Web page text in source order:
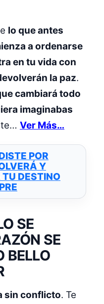
lo que antes
a ordenarse
en tu vida con
la paz.
cambiará todo
imaginabas
Ver Más…
POR
Y
DESTINO
SE
SE
BELLO
sin conflicto. Te